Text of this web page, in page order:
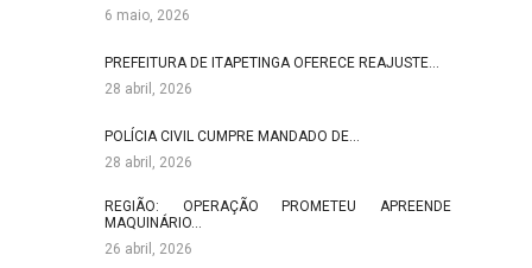
6 maio, 2026
PREFEITURA DE ITAPETINGA OFERECE REAJUSTE…
28 abril, 2026
POLÍCIA CIVIL CUMPRE MANDADO DE…
28 abril, 2026
REGIÃO: OPERAÇÃO PROMETEU APREENDE
MAQUINÁRIO…
26 abril, 2026